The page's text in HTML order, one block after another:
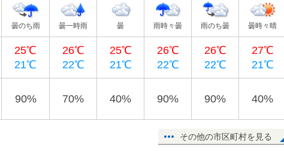
曇のち雨 曇一時雨 曇 雨時々曇 雨のち曇 曇時々晴
25℃
21℃
26℃
22℃
25℃
21℃
26℃
22℃
26℃
22℃
27℃
21℃
90% 70% 40% 90% 90% 40%
その他の市区町村を見る